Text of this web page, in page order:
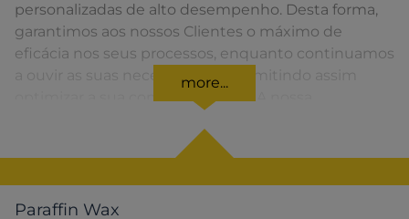
personalizadas de alto desempenho. Desta forma,
garantimos aos nossos Clientes o máximo de
eficácia nos seus processos, enquanto continuamos
a ouvir as suas necessidades, permitindo assim
optimizar a sua competitividade. A nossa
distribuída em toda a Península Ibérica fornecendo
uma solução rápida para o Cliente em todos os
momentos.
more...
Paraffin Wax